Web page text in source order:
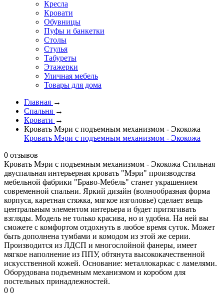
Кресла
Кровати
Обувницы
Пуфы и банкетки
Столы
Стулья
Табуреты
Этажерки
Уличная мебель
Товары для дома
Главная →
Спальня →
Кровати →
Кровать Мэри с подъемным механизмом - Экокожа
Кровать Мэри с подъемным механизмом - Экокожа
0 отзывов
Кровать Мэри с подъемным механизмом - Экокожа Стильная
двуспальная интерьерная кровать "Мэри" производства
мебельной фабрики "Браво-Мебель" станет украшением
современной спальни. Яркий дизайн (волнообразная форма
корпуса, каретная стяжка, мягкое изголовье) сделает вещь
центральным элементом интерьера и будет притягивать
взгляды. Модель не только красива, но и удобна. На ней вы
сможете с комфортом отдохнуть в любое время суток. Может
быть дополнена тумбами и комодом из этой же серии.
Производится из ЛДСП и многослойной фанеры, имеет
мягкое наполнение из ППУ, обтянута высококачественной
искусственной кожей. Основание: металлокаркас с ламелями.
Оборудована подъемным механизмом и коробом для
постельных принадлежностей.
0 0